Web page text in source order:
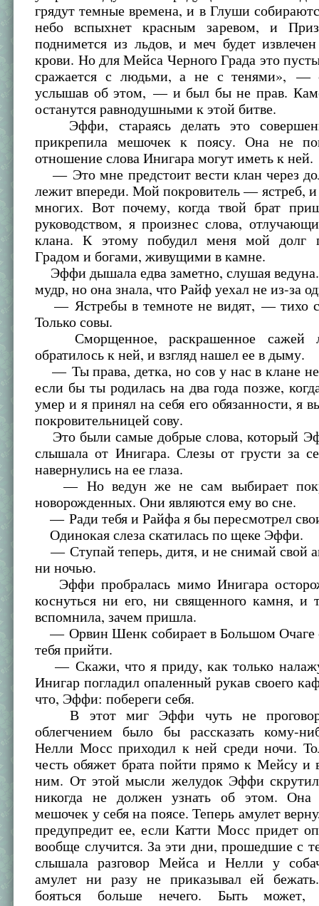
грядут темные времена, и в Глуши
небо вспыхнет красным заревом, и
поднимется из льдов, и меч будет
крови. Но для Мейса Черного Града это
сражается с людьми, а не с тенями», —
услышав об этом, — и был бы не прав.
останутся равнодушными к этой битве.
Эффи, стараясь делать это
прикрепила мешочек к поясу. Она не
отношение слова Инигара могут иметь к ней.
— Это мне предстоит вести клан через
лежит впереди. Мой покровитель — ястреб,
многих. Вот почему, когда твой брат
руководством, я произнес слова,
клана. К этому побудил меня мой долг
Градом и богами, живущими в камне.
Эффи дышала едва заметно, слушая
мудр, но она знала, что Райф уехал не из-за
— Ястребы в темноте не видят, — тихо
Только совы.
Сморщенное, раскрашенное сажей
обратилось к ней, и взгляд нашел ее в дыму.
— Ты права, детка, но сов у нас в клане
если бы ты родилась на два года позже,
умер и я принял на себя его обязанности, я
покровительницей сову.
Это были самые добрые слова, который
слышала от Инигара. Слезы от грусти за
навернулись на ее глаза.
— Но ведун же не сам выбирает
новорожденных. Они являются ему во сне.
— Ради тебя и Райфа я бы пересмотрел
Одинокая слеза скатилась по щеке Эффи.
— Ступай теперь, дитя, и не снимай свой
ни ночью.
Эффи пробралась мимо Инигара
коснуться ни его, ни священного камня, и
вспомнила, зачем пришла.
— Орвин Шенк собирает в Большом Очаге
тебя прийти.
— Скажи, что я приду, как только
Инигар погладил опаленный рукав своего
что, Эффи: побереги себя.
В этот миг Эффи чуть не
облегчением было бы рассказать кому-
Нелли Мосс приходил к ней среди ночи.
честь обяжет брата пойти прямо к Мейсу и
ним. От этой мысли желудок Эффи
никогда не должен узнать об этом. Она
мешочек у себя на поясе. Теперь амулет
предупредит ее, если Катти Мосс придет
вообще случится. За эти дни, прошедшие с
слышала разговор Мейса и Нелли у
амулет ни разу не приказывал ей
бояться больше нечего. Быть может,